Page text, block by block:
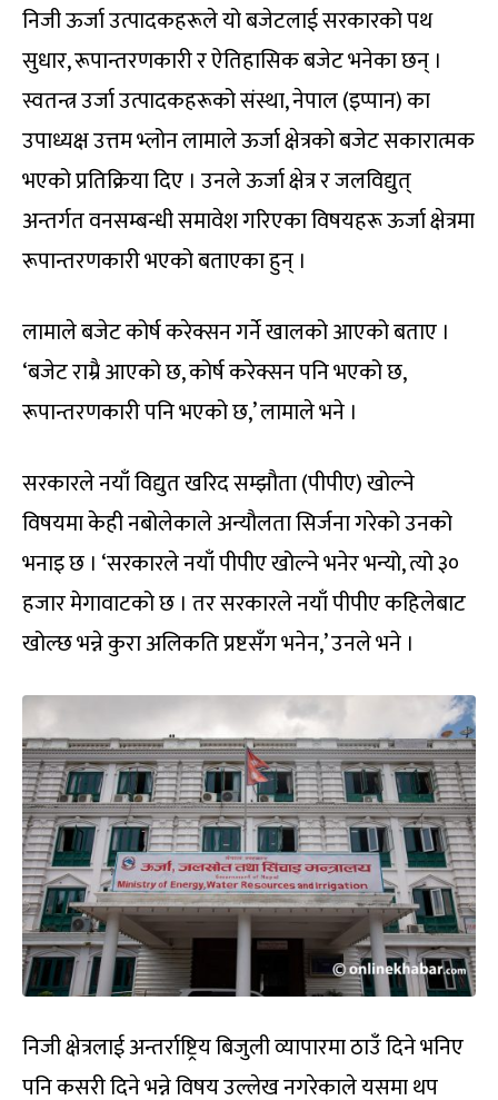
निजी ऊर्जा उत्पादकहरूले यो बजेटलाई सरकारको पथ
सुधार, रूपान्तरणकारी र ऐतिहासिक बजेट भनेका छन् ।
स्वतन्त्र उर्जा उत्पादकहरूको संस्था, नेपाल (इप्पान) का
उपाध्यक्ष उत्तम भ्लोन लामाले ऊर्जा क्षेत्रको बजेट सकारात्मक
भएको प्रतिक्रिया दिए । उनले ऊर्जा क्षेत्र र जलविद्युत्
अन्तर्गत वनसम्बन्धी समावेश गरिएका विषयहरू ऊर्जा क्षेत्रमा
रूपान्तरणकारी भएको बताएका हुन् ।
लामाले बजेट कोर्ष करेक्सन गर्ने खालको आएको बताए ।
‘बजेट राम्रै आएको छ, कोर्ष करेक्सन पनि भएको छ,
रूपान्तरणकारी पनि भएको छ,’ लामाले भने ।
सरकारले नयाँ विद्युत खरिद सम्झौता (पीपीए) खोल्ने
विषयमा केही नबोलेकाले अन्यौलता सिर्जना गरेको उनको
भनाइ छ । ‘सरकारले नयाँ पीपीए खोल्ने भनेर भन्यो, त्यो ३०
हजार मेगावाटको छ । तर सरकारले नयाँ पीपीए कहिलेबाट
खोल्छ भन्ने कुरा अलिकति प्रष्टसँग भनेन,’ उनले भने ।
निजी क्षेत्रलाई अन्तर्राष्ट्रिय बिजुली व्यापारमा ठाउँ दिने भनिए
पनि कसरी दिने भन्ने विषय उल्लेख नगरेकाले यसमा थप